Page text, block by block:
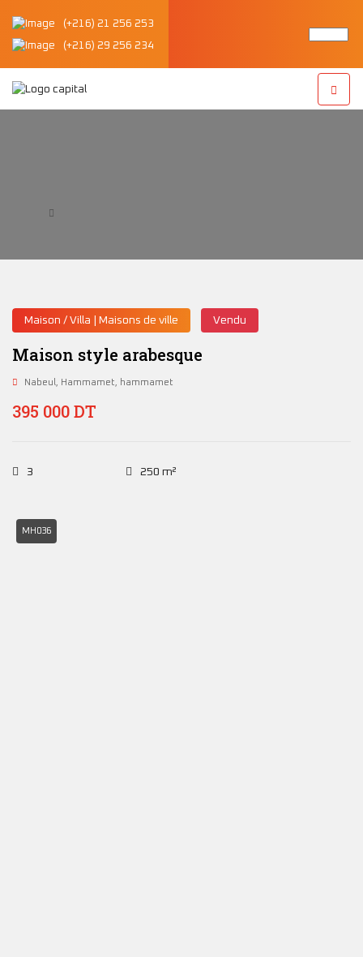
(+216) 21 256 253
(+216) 29 256 234
Maison / Villa | Maisons de ville Vendu
Maison style arabesque
Nabeul, Hammamet, hammamet
395 000 DT
3 250 m²
MH036